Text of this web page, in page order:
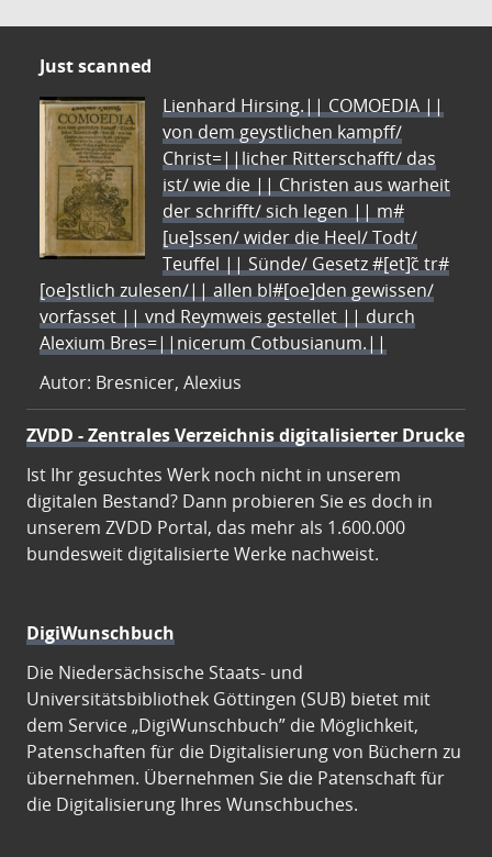
Just scanned
Lienhard Hirsing.|| COMOEDIA ||
von dem geystlichen kampff/
Christ=||licher Ritterschafft/ das
ist/ wie die || Christen aus warheit
der schrifft/ sich legen || m#
[ue]ssen/ wider die Heel/ Todt/
Teuffel || Sünde/ Gesetz #[et]c̃ tr#
[oe]stlich zulesen/|| allen bl#[oe]den gewissen/
vorfasset || vnd Reymweis gestellet || durch
Alexium Bres=||nicerum Cotbusianum.||
Autor: Bresnicer, Alexius
ZVDD - Zentrales Verzeichnis digitalisierter Drucke
Ist Ihr gesuchtes Werk noch nicht in unserem
digitalen Bestand? Dann probieren Sie es doch in
unserem ZVDD Portal, das mehr als 1.600.000
bundesweit digitalisierte Werke nachweist.
DigiWunschbuch
Die Niedersächsische Staats- und
Universitätsbibliothek Göttingen (SUB) bietet mit
dem Service „DigiWunschbuch” die Möglichkeit,
Patenschaften für die Digitalisierung von Büchern zu
übernehmen. Übernehmen Sie die Patenschaft für
die Digitalisierung Ihres Wunschbuches.